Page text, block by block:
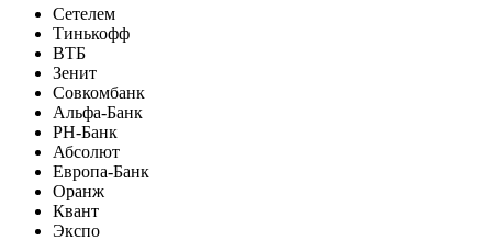
Сетелем
Тинькофф
ВТБ
Зенит
Совкомбанк
Альфа-Банк
РН-Банк
Абсолют
Европа-Банк
Оранж
Квант
Экспо